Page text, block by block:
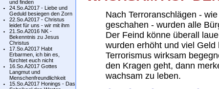
und finden
24.So.A2017 - Liebe und
Geduld besiegen den Zorn
22.So.A2017 - Christus
leidet für uns - wir mit ihm
21.So.A2016 NK -
Bekenntnis zu Jesus
Christus
17.So.A2017 Habt
Erbarmen, ich bin es,
fürchtet euch nicht
16.So.A2017 Gottes
Langmut und
Menschenfreundlichkeit
15.So.A2017 Honings - Das
Nach Terroranschlägen -
geschahen - wurden alle
Der Feind könne überall
wurden erhöht und viel
Terrorismus wirksam
den Kragen geht, dann
wachsam zu leben.